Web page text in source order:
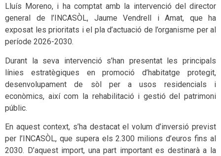
Lluís Moreno, i ha comptat amb la intervenció del director
general de l’INCASÒL, Jaume Vendrell i Amat, que ha
exposat les prioritats i el pla d’actuació de l’organisme per al
període 2026-2030.
Durant la seva intervenció s’han presentat les principals
línies estratègiques en promoció d’habitatge protegit,
desenvolupament de sòl per a usos residencials i
econòmics, així com la rehabilitació i gestió del patrimoni
públic.
En aquest context, s’ha destacat el volum d’inversió previst
per l’INCASÒL, que supera els 2.300 milions d’euros fins al
2030. D’aquest import, una part important es destinarà a la